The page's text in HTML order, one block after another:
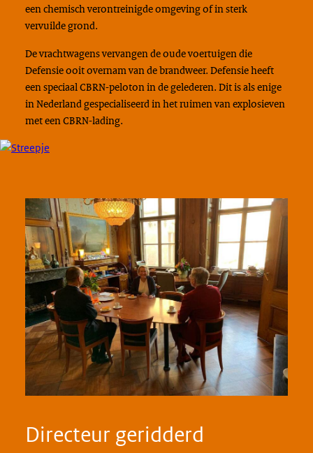
een chemisch verontreinigde omgeving of in sterk
vervuilde grond.
De vrachtwagens vervangen de oude voertuigen die
Defensie ooit overnam van de brandweer. Defensie heeft
een speciaal CBRN-peloton in de gelederen. Dit is als enige
in Nederland gespecialiseerd in het ruimen van explosieven
met een CBRN-lading.
Directeur geridderd